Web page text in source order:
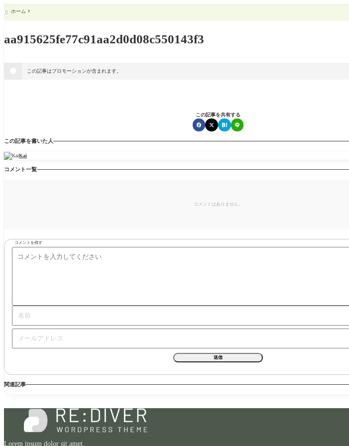
 ホーム
aa915625fe77c91aa2d0d08c550143f3
この記事はプロモーションが含まれます。
この記事を共有する
この記事を書いた人
Kai
コメント一覧
コメントはありません。
コメントを残す
関連記事
Lorem ipsum dolor sit amet,